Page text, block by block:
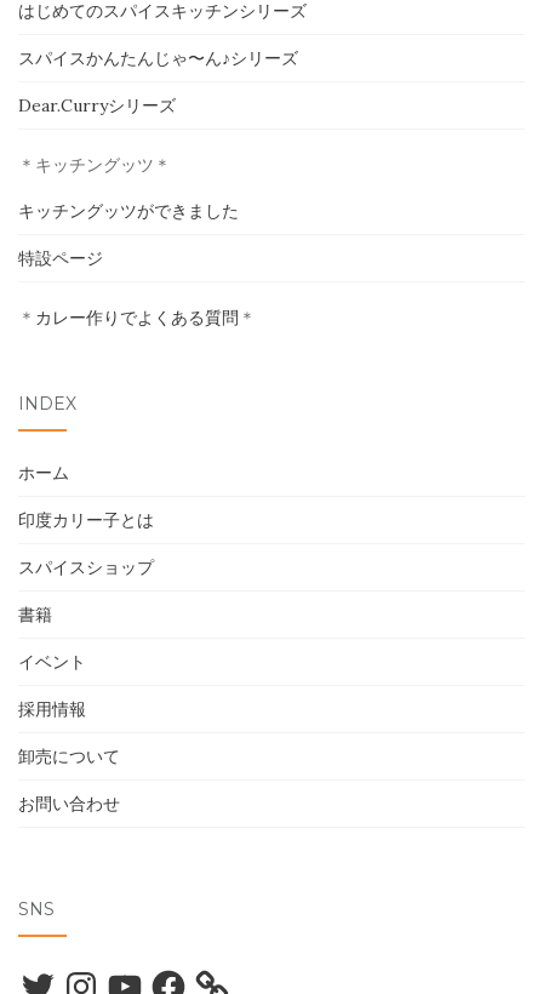
ホーム
イベント
はじめてのスパイスキッチンシリーズ
スパイスかんたんじゃ〜ん♪シリーズ
Dear.Curryシリーズ
＊キッチングッツ＊
キッチングッツができました
特設ページ
＊ カレー作りでよくある質問 ＊
INDEX
ホーム
印度カリー子とは
スパイスショップ
書籍
イベント
採用情報
卸売について
お問い合わせ
SNS
TwitterInstagramYouTubeFacebook